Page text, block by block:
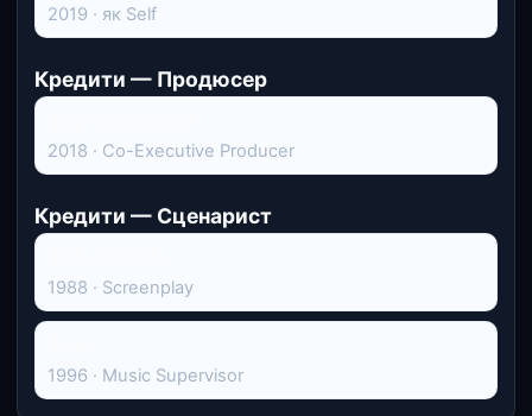
2019 · як Self
Кредити — Продюсер
2018 · Co-Executive Producer
Кредити — Сценарист
1988 · Screenplay
1996 · Music Supervisor